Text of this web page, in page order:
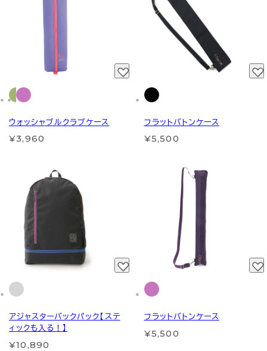
ウォッシャブルクラブケース
¥3,960
フラットバトンケース
¥5,500
アジャスターバックパック【ステ
ィックも入る！】
¥10,890
フラットバトンケース
¥5,500